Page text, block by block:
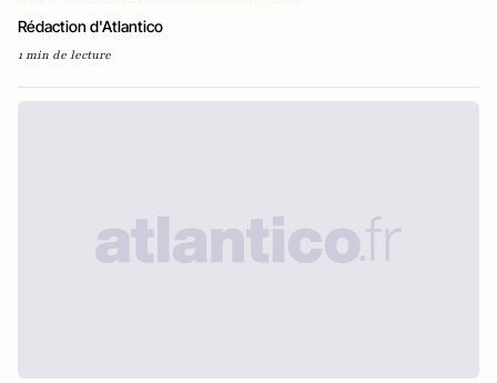
Rédaction d'Atlantico
1 min de lecture